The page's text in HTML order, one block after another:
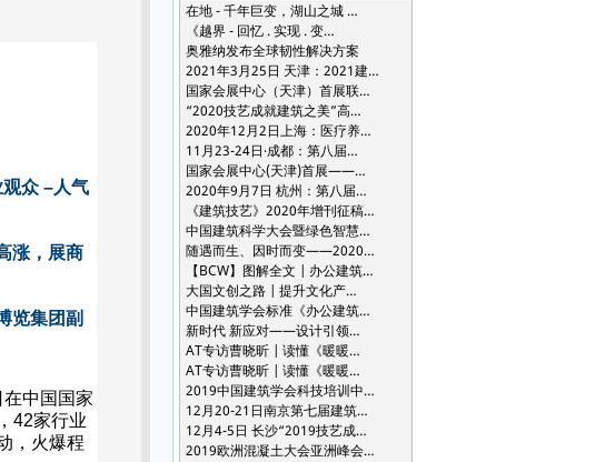
众 –人气
涨，展商
览集团副
在中国国家
42家行业
，火爆程
在地 - 千年巨变，湖山之城 …
《越界 - 回忆 . 实现 . 变…
奥雅纳发布全球韧性解决方案
2021年3月25日 天津：2021建…
国家会展中心（天津）首展联…
“2020技艺成就建筑之美”高…
2020年12月2日上海：医疗养…
11月23-24日·成都：第八届…
国家会展中心(天津)首展——…
2020年9月7日 杭州：第八届…
《建筑技艺》2020年增刊征稿…
中国建筑科学大会暨绿色智慧…
随遇而生、因时而变——2020…
【BCW】图解全文 | 办公建筑…
大国文创之路 | 提升文化产…
中国建筑学会标准《办公建筑…
新时代 新应对——设计引领…
AT专访曹晓昕 | 读懂《暖暖…
AT专访曹晓昕 | 读懂《暖暖…
2019中国建筑学会科技培训中…
12月20-21日南京第七届建筑…
12月4-5日 长沙“2019技艺成…
2019欧洲混凝土大会亚洲峰会…